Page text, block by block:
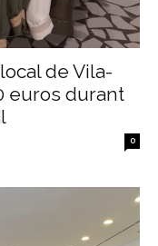
de Vila-
euros durant
0